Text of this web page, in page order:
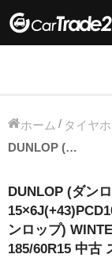
冬タイヤホイール
13インチ：冬
14インチ：冬
ホーム
DUNLOP (ダンロップ) ROZEST (ローゼスト) SJ 15×6J(+43)PCD100-5H リメイク ガンメタ DUNLOP (ダンロップ) WINTER MAXX (ウインターマックス) WM01 185/60R15 中古 スタッドレス タイヤホイール 4本 [15taw175]
DUNLOP (ダン
ンロップ)
185/60R15 中古